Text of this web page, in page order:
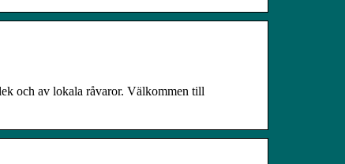
och av lokala råvaror. Välkommen till